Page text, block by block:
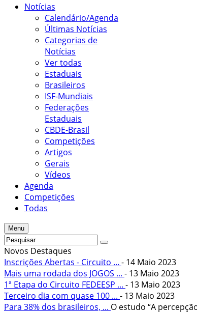
Notícias
Calendário/Agenda
Últimas Notícias
Categorias de
Notícias
Ver todas
Estaduais
Brasileiros
ISF-Mundiais
Federações
Estaduais
CBDE-Brasil
Competições
Artigos
Gerais
Vídeos
Agenda
Competições
Todas
Menu
Novos Destaques
Inscrições Abertas - Circuito ... - 14 Maio 2023
Mais uma rodada dos JOGOS ... - 13 Maio 2023
1ª Etapa do Circuito FEDEESP ... - 13 Maio 2023
Terceiro dia com quase 100 ... - 13 Maio 2023
Para 38% dos brasileiros, ... O estudo “A